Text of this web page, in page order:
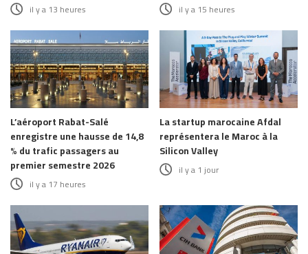
il y a 13 heures il y a 15 heures
L’aéroport Rabat-Salé
enregistre une hausse de 14,8
% du trafic passagers au
premier semestre 2026
il y a 17 heures
La startup marocaine Afdal
représentera le Maroc à la
Silicon Valley
il y a 1 jour